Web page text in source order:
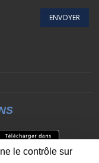
ENVOYER
le contrôle sur